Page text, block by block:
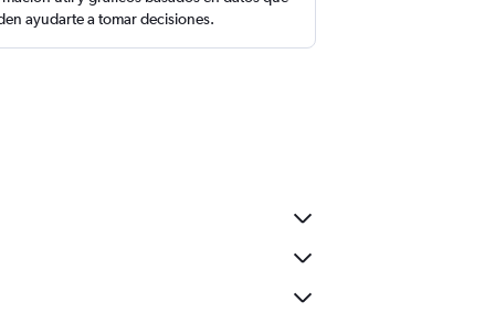
ayudarte a tomar decisiones.